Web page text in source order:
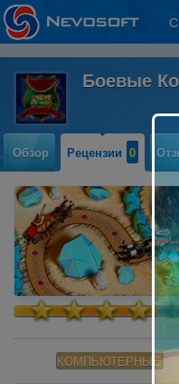
Боевые
Обзор Рецензии 0
КОМПЬЮТЕРНЫЕ